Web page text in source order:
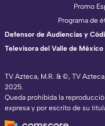
TV Azteca, M.R. & ©, TV
2025.
Queda prohibida la
expresa y por escrito de su
Promo
Programa de
Defensor de Audiencias y
Televisora del Valle de México